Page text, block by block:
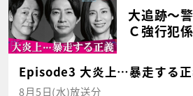
大追跡～
Ｃ強行犯
Episode3 大炎上…暴走する
8月5日(水)放送分